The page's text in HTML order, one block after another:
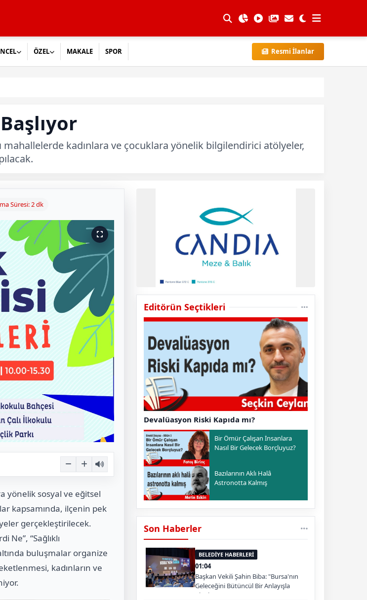
ÖZEL MAKALE SPOR Resmi İlanlar
kadınlara ve çocuklara yönelik bilgilendirici atölyeler,
Süresi: 2 dk
yönelik sosyal ve eğitsel
kapsamında, ilçenin pek
gerçekleştirilecek.
Ne”, “Sağlıklı
buluşmalar organize
kadınların ve
Editörün Seçtikleri
Devalüasyon Riski Kapıda mı?
Bir Ömür Çalışan İnsanlara
Nasıl Bir Gelecek Borçluyuz?
Bazılarının Aklı Halâ
Astronotta Kalmış
Son Haberler
BELEDİYE HABERLERİ
01:04
Başkan Vekili Şahin Biba: "Bursa'nın
Geleceğini Bütüncül Bir Anlayışla
Planlıyoruz"